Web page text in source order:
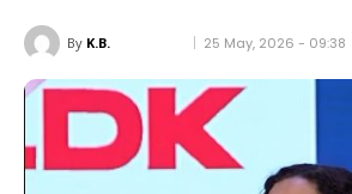
By K.B. 25 May, 2026 - 09:38